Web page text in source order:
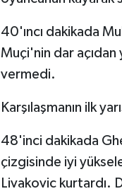
40'ıncı dakikada
Muçi'nin dar
vermedi.
Karşılaşmanın ilk
48'inci dakikada
çizgisinde iyi
Livakovic kurtardı.